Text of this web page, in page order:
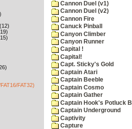
(12)
FAT32)
Cannon Duel (v1)
Cannon Duel (v2)
Cannon Fire
Canuck Pinball
Canyon Climber
Canyon Runner
Capital !
Capital!
Capt. Sticky's Gold
Captain Atari
Captain Beeble
Captain Cosmo
Captain Gather
Captain Hook's Potluck
Captain Underground
Captivity
Capture